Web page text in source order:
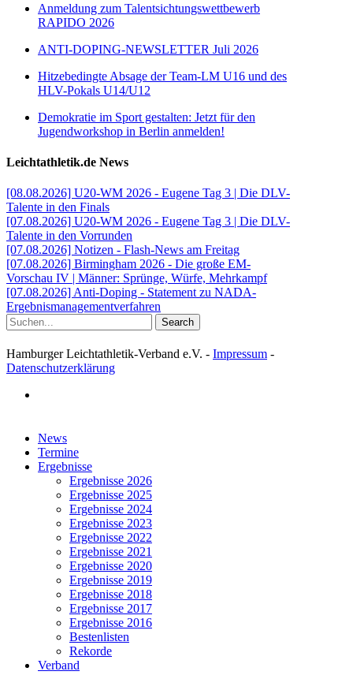
Anmeldung zum Talentsichtungswettbewerb
RAPIDO 2026
ANTI-DOPING-NEWSLETTER Juli 2026
Hitzebedingte Absage der Team-LM U16 und des
HLV-Pokals U14/U12
Demokratie im Sport gestalten: Jetzt für den
Jugendworkshop in Berlin anmelden!
Leichtathletik.de News
[08.08.2026] U20-WM 2026 - Eugene Tag 3 | Die DLV-
Talente in den Finals
[07.08.2026] U20-WM 2026 - Eugene Tag 3 | Die DLV-
Talente in den Vorrunden
[07.08.2026] Notizen - Flash-News am Freitag
[07.08.2026] Birmingham 2026 - Die große EM-
Vorschau IV | Männer: Sprünge, Würfe, Mehrkampf
[07.08.2026] Anti-Doping - Statement zu NADA-
Ergebnismanagementverfahren
Search
Hamburger Leichtathletik-Verband e.V. - Impressum -
Datenschutzerklärung
Close
Menu
News
Termine
Ergebnisse
Ergebnisse 2026
Ergebnisse 2025
Ergebnisse 2024
Ergebnisse 2023
Ergebnisse 2022
Ergebnisse 2021
Ergebnisse 2020
Ergebnisse 2019
Ergebnisse 2018
Ergebnisse 2017
Ergebnisse 2016
Bestenlisten
Rekorde
Verband